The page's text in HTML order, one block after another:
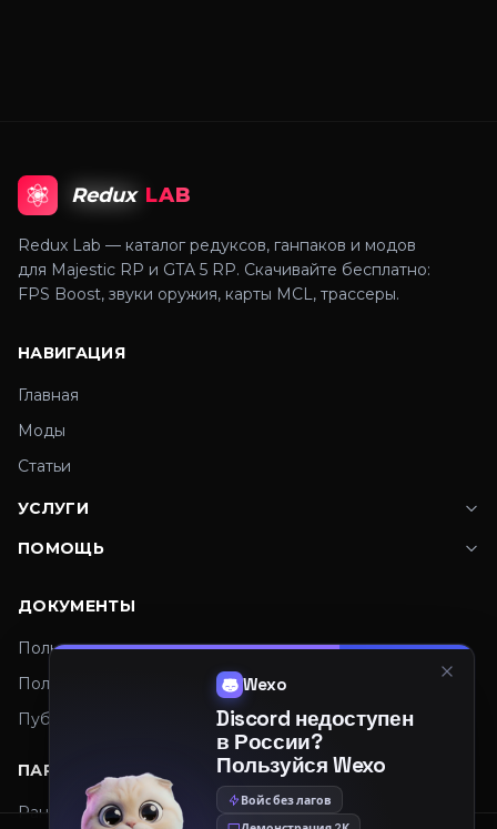
Redux LAB
Redux Lab — каталог редуксов, ганпаков и модов
для Majestic RP и GTA 5 RP. Скачивайте бесплатно:
FPS Boost, звуки оружия, карты MCL, трассеры.
НАВИГАЦИЯ
Главная
Моды
Статьи
УСЛУГИ
ПОМОЩЬ
ДОКУМЕНТЫ
Пользовательское соглашение
Политика конфиденциальности
Публичная оферта
ПАРТНЕРЫ
Рандомайзер
Wexo
Discord недоступен
в России?
Пользуйся Wexo
Войс без лагов